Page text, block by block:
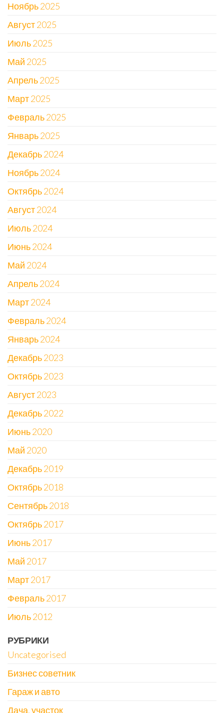
Ноябрь 2025
Август 2025
Июль 2025
Май 2025
Апрель 2025
Март 2025
Февраль 2025
Январь 2025
Декабрь 2024
Ноябрь 2024
Октябрь 2024
Август 2024
Июль 2024
Июнь 2024
Май 2024
Апрель 2024
Март 2024
Февраль 2024
Январь 2024
Декабрь 2023
Октябрь 2023
Август 2023
Декабрь 2022
Июнь 2020
Май 2020
Декабрь 2019
Октябрь 2018
Сентябрь 2018
Октябрь 2017
Июнь 2017
Май 2017
Март 2017
Февраль 2017
Июль 2012
РУБРИКИ
Uncategorised
Бизнес советник
Гараж и авто
Дача, участок